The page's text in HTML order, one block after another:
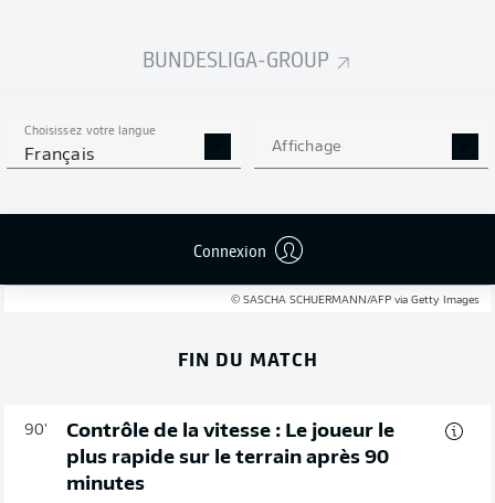
BUNDESLIGA-GROUP
Choisissez votre langue
Français Affichage
Connexion
Publicité
© SASCHA SCHUERMANN/AFP via Getty Images
FIN DU MATCH
90'
Contrôle de la vitesse : Le joueur le
plus rapide sur le terrain après 90
minutes